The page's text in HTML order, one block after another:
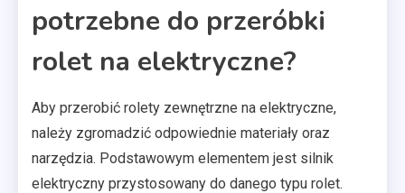
potrzebne do przeróbki
rolet na elektryczne?
Aby przerobić rolety zewnętrzne na elektryczne,
należy zgromadzić odpowiednie materiały oraz
narzędzia. Podstawowym elementem jest silnik
elektryczny przystosowany do danego typu rolet.